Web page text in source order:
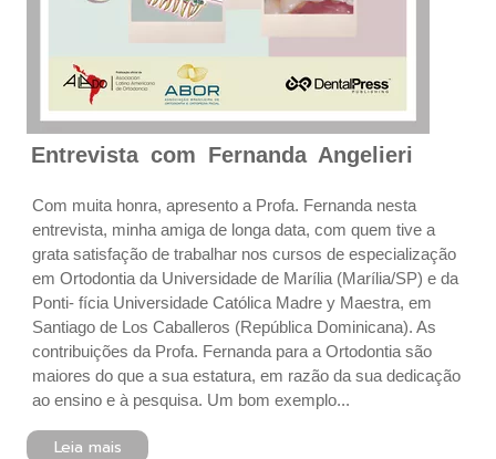
Entrevista com Fernanda Angelieri
Com muita honra, apresento a Profa. Fernanda nesta
entrevista, minha amiga de longa data, com quem tive a
grata satisfação de trabalhar nos cursos de especialização
em Ortodontia da Universidade de Marília (Marília/SP) e da
Ponti- fícia Universidade Católica Madre y Maestra, em
Santiago de Los Caballeros (República Dominicana). As
contribuições da Profa. Fernanda para a Ortodontia são
maiores do que a sua estatura, em razão da sua dedicação
ao ensino e à pesquisa. Um bom exemplo...
Leia mais